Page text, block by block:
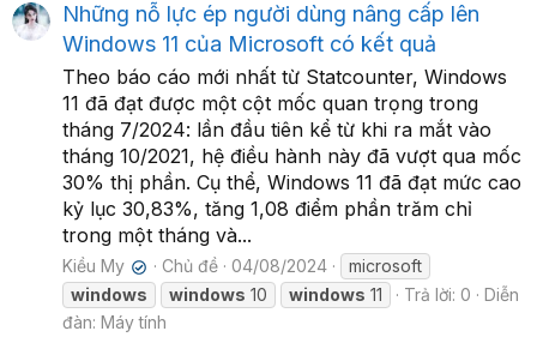
Những nỗ lực ép người dùng nâng cấp lên
Windows 11 của Microsoft có kết quả
Theo báo cáo mới nhất từ Statcounter, Windows
11 đã đạt được một cột mốc quan trọng trong
tháng 7/2024: lần đầu tiên kể từ khi ra mắt vào
tháng 10/2021, hệ điều hành này đã vượt qua mốc
30% thị phần. Cụ thể, Windows 11 đã đạt mức cao
kỷ lục 30,83%, tăng 1,08 điểm phần trăm chỉ
trong một tháng và...
Kiều My ✔ Chủ đề 04/08/2024
microsoft
windows
windows 10 windows 11 Trả lời: 0
Diễn
đàn: Máy tính